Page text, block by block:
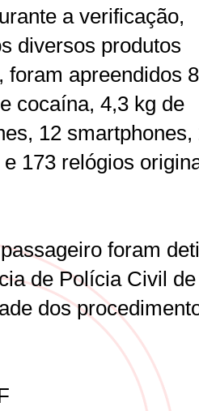
a verificação,
diversos produtos
foram apreendidos
cocaína, 4,3 kg de
12 smartphones,
173 relógios
foram
de Polícia Civil de
dos